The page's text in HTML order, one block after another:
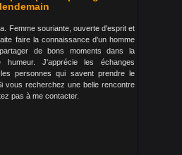
lendemain
Femme souriante, ouverte d'esprit et
faire la connaissance d'un homme
de bons moments dans la
J'apprécie les échanges
personnes qui savent prendre le
vous recherchez une belle rencontre
pas à me contacter.